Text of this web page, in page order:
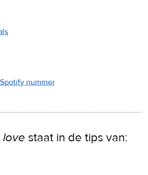
nummer
love staat in de tips van: